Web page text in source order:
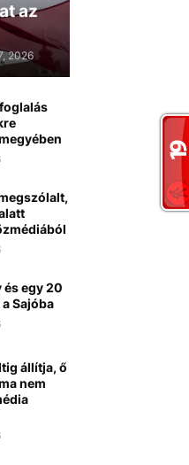
az
2026
és egy 20
Sajóba
állítja, ő
nem